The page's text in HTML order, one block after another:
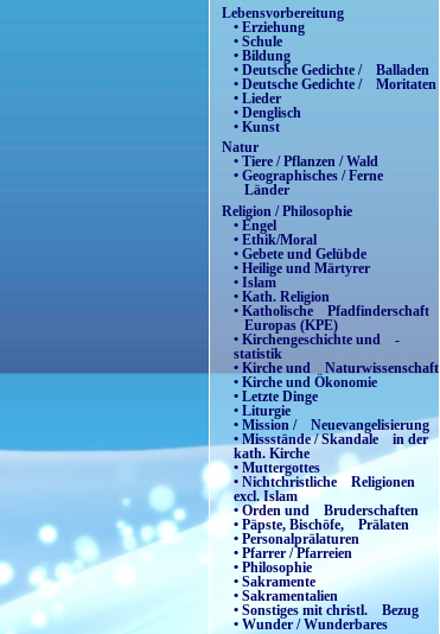
Lebensvorbereitung
• Erziehung
• Schule
• Bildung
• Deutsche Gedichte / Balladen
• Deutsche Gedichte / Moritaten
• Lieder
• Denglisch
• Kunst
Natur
• Tiere / Pflanzen / Wald
• Geographisches / Ferne
Länder
Religion / Philosophie
• Engel
• Ethik/Moral
• Gebete und Gelübde
• Heilige und Märtyrer
• Islam
• Kath. Religion
• Katholische Pfadfinderschaft
Europas (KPE)
• Kirchengeschichte und -
statistik
• Kirche und Naturwissenschaft
• Kirche und Ökonomie
• Letzte Dinge
• Liturgie
• Mission / Neuevangelisierung
• Missstände / Skandale in der
kath. Kirche
• Muttergottes
• Nichtchristliche Religionen
excl. Islam
• Orden und Bruderschaften
• Päpste, Bischöfe, Prälaten
• Personalprälaturen
• Pfarrer / Pfarreien
• Philosophie
• Sakramente
• Sakramentalien
• Sonstiges mit christl. Bezug
• Wunder / Wunderbares